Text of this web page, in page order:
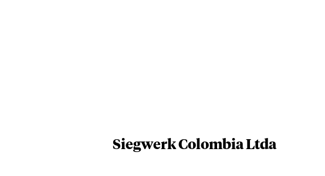
Siegwerk Colombia Ltda